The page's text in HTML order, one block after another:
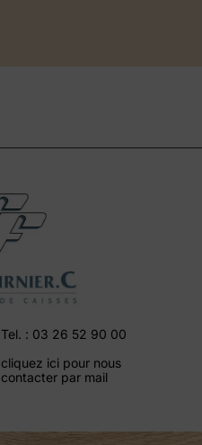
Tel. : 03 26 52 90 00
cliquez ici pour nous
contacter par mail